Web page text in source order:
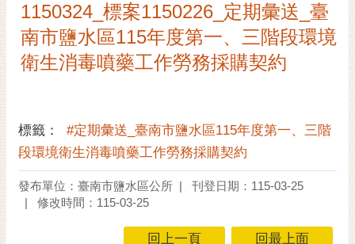
精彩府城
市府動態
主題服務
市政資訊
市民互動
1150324_標案1150226_定期彙送_臺
南市鹽水區115年度第一、三階段環境
衛生消毒噴藥工作勞務採購契約
標籤：
#定期彙送_臺南市鹽水區115年度第一、三階
段環境衛生消毒噴藥工作勞務採購契約
發布單位：臺南市鹽水區公所
刊登日期：115-03-25
修改時間：115-03-25
回上一頁 回最上面